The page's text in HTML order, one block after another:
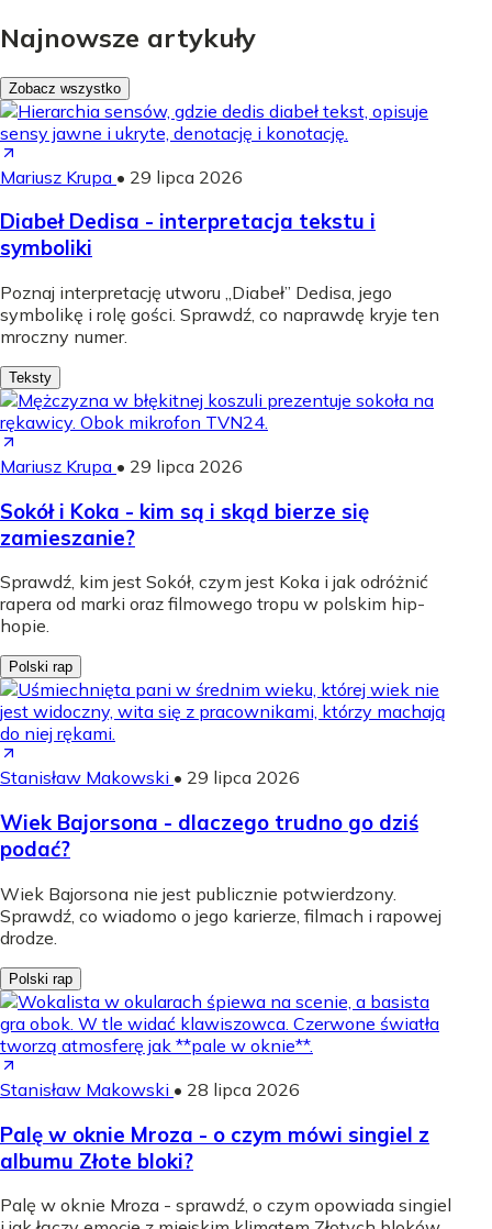
Najnowsze artykuły
Zobacz wszystko
Mariusz Krupa • 29 lipca 2026
Diabeł Dedisa - interpretacja tekstu i
symboliki
Poznaj interpretację utworu „Diabeł” Dedisa, jego
symbolikę i rolę gości. Sprawdź, co naprawdę kryje ten
mroczny numer.
Teksty
Mariusz Krupa • 29 lipca 2026
Sokół i Koka - kim są i skąd bierze się
zamieszanie?
Sprawdź, kim jest Sokół, czym jest Koka i jak odróżnić
rapera od marki oraz filmowego tropu w polskim hip-
hopie.
Polski rap
Stanisław Makowski • 29 lipca 2026
Wiek Bajorsona - dlaczego trudno go dziś
podać?
Wiek Bajorsona nie jest publicznie potwierdzony.
Sprawdź, co wiadomo o jego karierze, filmach i rapowej
drodze.
Polski rap
Stanisław Makowski • 28 lipca 2026
Palę w oknie Mroza - o czym mówi singiel z
albumu Złote bloki?
Palę w oknie Mroza - sprawdź, o czym opowiada singiel